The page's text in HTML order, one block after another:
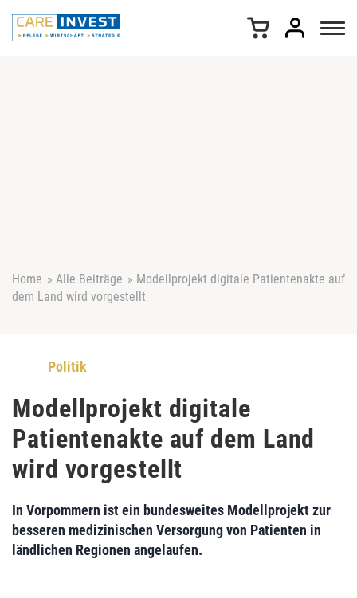
Home » Alle Beiträge » Modellprojekt digitale Patientenakte auf
dem Land wird vorgestellt
Politik
Modellprojekt digitale
Patientenakte auf dem Land
wird vorgestellt
In Vorpommern ist ein bundesweites Modellprojekt zur
besseren medizinischen Versorgung von Patienten in
ländlichen Regionen angelaufen.